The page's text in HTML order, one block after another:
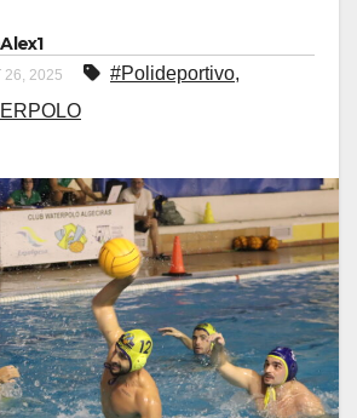
26, 2025 #Polideportivo,